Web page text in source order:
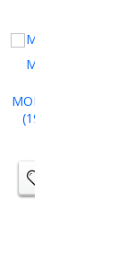
MOL DYNAMIC
(195л, на